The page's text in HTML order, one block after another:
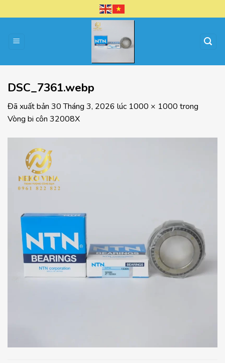
đến
dung
DSC_7361.webp
Đã xuất bản 30 Tháng 3, 2026 lúc 1000 × 1000 trong
Vòng bi côn 32008X